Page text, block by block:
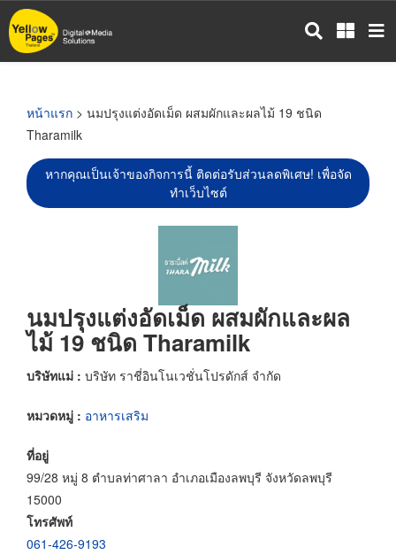
ข้าม
ไป
หน้าแรก > นมปรุงแต่งอัดเม็ด ผสมผักและผลไม้ 19 ชนิด
Tharamilk
หากคุณเป็นเจ้าของกิจการนี้ ติดต่อรับส่วนลดพิเศษ! เพื่อจัด
ทำเว็บไซต์
นมปรุงแต่งอัดเม็ด ผสมผักและผล
ไม้ 19 ชนิด Tharamilk
บริษัทแม่ : บริษัท ราชี่อินโนเวชั่นโปรดักส์ จำกัด
หมวดหมู่ : อาหารเสริม
ที่อยู่
99/28 หมู่ 8 ตำบลท่าศาลา อำเภอเมืองลพบุรี จังหวัดลพบุรี
15000
โทรศัพท์
061-426-9193